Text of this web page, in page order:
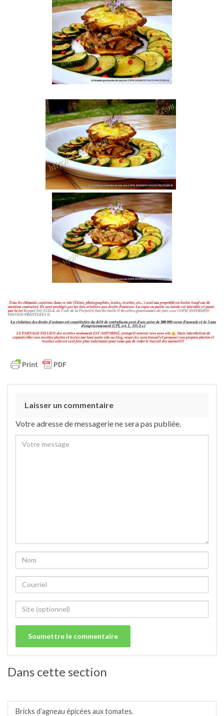
Laisser un commentaire
Votre adresse de messagerie ne sera pas publiée.
Dans cette section
Bricks d’agneau épicées aux tomates.